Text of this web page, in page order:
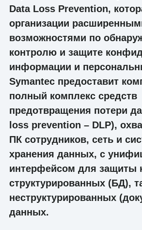
Data Loss Prevention,
организации
возможностями по
контролю и защите
информации и
Symantec предоставит
полный комплекс средств
предотвращения потери
loss prevention – DLP),
ПК сотрудников, сеть и
хранения данных, с
интерфейсом для защиты
структурированных (БД),
неструктурированных
данных.